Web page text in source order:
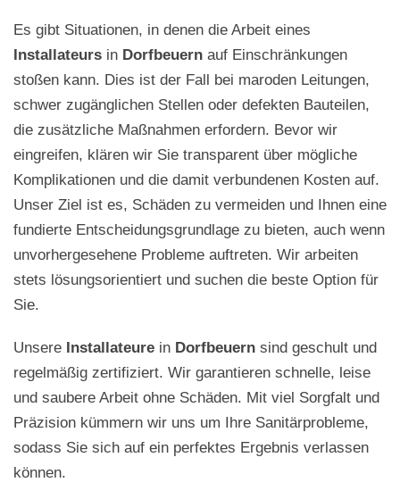
Es gibt Situationen, in denen die Arbeit eines
Installateurs in Dorfbeuern auf Einschränkungen
stoßen kann. Dies ist der Fall bei maroden Leitungen,
schwer zugänglichen Stellen oder defekten Bauteilen,
die zusätzliche Maßnahmen erfordern. Bevor wir
eingreifen, klären wir Sie transparent über mögliche
Komplikationen und die damit verbundenen Kosten auf.
Unser Ziel ist es, Schäden zu vermeiden und Ihnen eine
fundierte Entscheidungsgrundlage zu bieten, auch wenn
unvorhergesehene Probleme auftreten. Wir arbeiten
stets lösungsorientiert und suchen die beste Option für
Sie.
Unsere Installateure in Dorfbeuern sind geschult und
regelmäßig zertifiziert. Wir garantieren schnelle, leise
und saubere Arbeit ohne Schäden. Mit viel Sorgfalt und
Präzision kümmern wir uns um Ihre Sanitärprobleme,
sodass Sie sich auf ein perfektes Ergebnis verlassen
können.